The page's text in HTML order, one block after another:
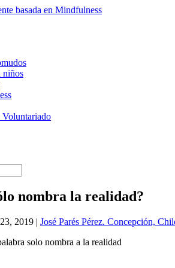
niños
nombra la realidad?
2019 | José Parés Pérez. Concepción,